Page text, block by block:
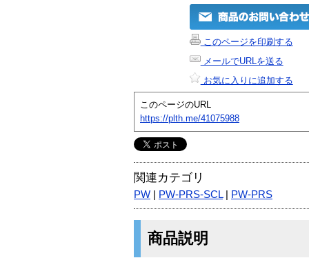
このページを印刷する
メールでURLを送る
お気に入りに追加する
このページのURL
https://plth.me/41075988
関連カテゴリ
PW PW-PRS-SCL| PW-PRS
商品説明